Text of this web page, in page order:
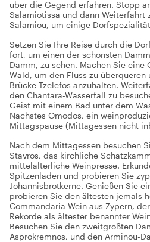
über die Gegend erfahren. Stopp
Salamiotissa und dann Weiterfahrt
Salamiou, um einige
Setzen Sie Ihre Reise durch die
fort, um einen der schönsten
Damm, zu sehen. Machen Sie eine
Wald, um den Fluss zu überqueren
Brücke Tzelefos anzuhalten.
den Chantara-Wasserfall zu
Geist mit einem Bad unter dem
Nächstes Omodos, ein
Mittagspause (Mittagessen nicht
Nach dem Mittagessen besuchen
Stavros, das kirchliche
mittelalterliche Weinpresse.
Spitzenläden und probieren Sie
Johannisbrotkerne. Genießen Sie
probieren Sie den ältesten jemals
Commandaria-Wein aus Zypern,
Rekorde als ältester benannter
Besuchen Sie den zweitgrößten
Asprokremnos, und den Arminou-